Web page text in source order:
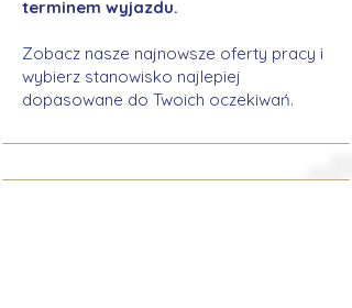
terminem wyjazdu.
Zobacz nasze najnowsze oferty pracy i
wybierz stanowisko najlepiej
dopasowane do Twoich oczekiwań.